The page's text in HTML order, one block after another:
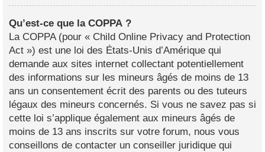
Qu’est-ce que la COPPA ?
La COPPA (pour « Child Online Privacy and Protection
Act ») est une loi des États-Unis d’Amérique qui
demande aux sites internet collectant potentiellement
des informations sur les mineurs âgés de moins de 13
ans un consentement écrit des parents ou des tuteurs
légaux des mineurs concernés. Si vous ne savez pas si
cette loi s’applique également aux mineurs âgés de
moins de 13 ans inscrits sur votre forum, nous vous
conseillons de contacter un conseiller juridique qui